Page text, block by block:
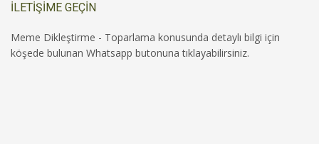
İLETİŞİME GEÇİN
Meme Dikleştirme - Toparlama konusunda detaylı bilgi için
köşede bulunan Whatsapp butonuna tıklayabilirsiniz.